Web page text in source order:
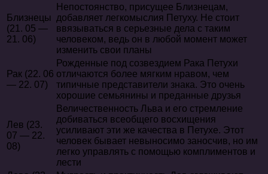
Близнецы
(21. 05 —
21. 06)
Непостоянство, присущее Близнецам,
добавляет легкомыслия Петуху. Не стоит
ввязываться в серьезные дела с таким
человеком, ведь он в любой момент может
изменить свои планы
Рак (22. 06
— 22. 07)
Рожденные под созвездием Рака Петухи
отличаются более мягким нравом, чем
типичные представители знака. Это очень
хорошие семьянины и преданные друзья
Лев (23.
07 — 22.
08)
Величественность Льва и его стремление
добиваться всеобщего восхищения
усиливают эти же качества в Петухе. Этот
человек бывает невыносимо заносчив, но им
легко управлять с помощью комплиментов и
лести